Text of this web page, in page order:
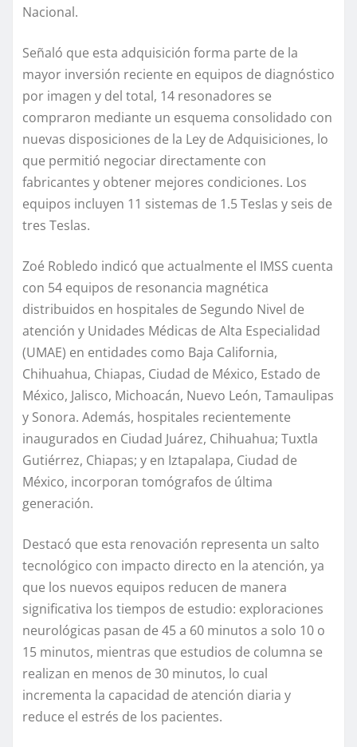
Nacional.
Señaló que esta adquisición forma parte de la
mayor inversión reciente en equipos de diagnóstico
por imagen y del total, 14 resonadores se
compraron mediante un esquema consolidado con
nuevas disposiciones de la Ley de Adquisiciones, lo
que permitió negociar directamente con
fabricantes y obtener mejores condiciones. Los
equipos incluyen 11 sistemas de 1.5 Teslas y seis de
tres Teslas.
Zoé Robledo indicó que actualmente el IMSS cuenta
con 54 equipos de resonancia magnética
distribuidos en hospitales de Segundo Nivel de
atención y Unidades Médicas de Alta Especialidad
(UMAE) en entidades como Baja California,
Chihuahua, Chiapas, Ciudad de México, Estado de
México, Jalisco, Michoacán, Nuevo León, Tamaulipas
y Sonora. Además, hospitales recientemente
inaugurados en Ciudad Juárez, Chihuahua; Tuxtla
Gutiérrez, Chiapas; y en Iztapalapa, Ciudad de
México, incorporan tomógrafos de última
generación.
Destacó que esta renovación representa un salto
tecnológico con impacto directo en la atención, ya
que los nuevos equipos reducen de manera
significativa los tiempos de estudio: exploraciones
neurológicas pasan de 45 a 60 minutos a solo 10 o
15 minutos, mientras que estudios de columna se
realizan en menos de 30 minutos, lo cual
incrementa la capacidad de atención diaria y
reduce el estrés de los pacientes.